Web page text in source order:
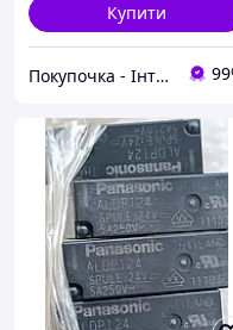
Купити
Покупочка - Інтернет магазин